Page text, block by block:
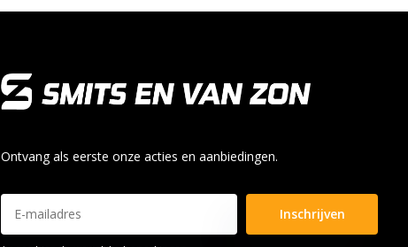
Ontvang als eerste onze acties en aanbiedingen.
Inschrijven